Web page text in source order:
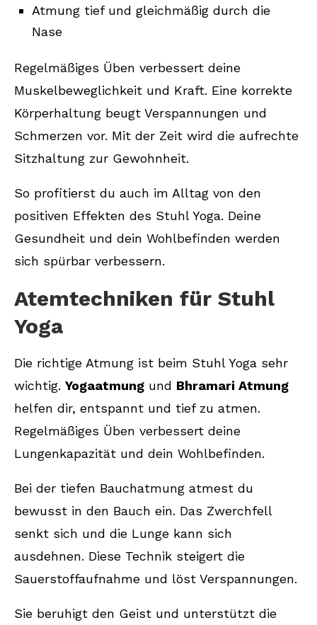
Atmung tief und gleichmäßig durch die
Nase
Regelmäßiges Üben verbessert deine
Muskelbeweglichkeit und Kraft. Eine korrekte
Körperhaltung beugt Verspannungen und
Schmerzen vor. Mit der Zeit wird die aufrechte
Sitzhaltung zur Gewohnheit.
So profitierst du auch im Alltag von den
positiven Effekten des Stuhl Yoga. Deine
Gesundheit und dein Wohlbefinden werden
sich spürbar verbessern.
Atemtechniken für Stuhl
Yoga
Die richtige Atmung ist beim Stuhl Yoga sehr
wichtig. Yogaatmung und Bhramari Atmung
helfen dir, entspannt und tief zu atmen.
Regelmäßiges Üben verbessert deine
Lungenkapazität und dein Wohlbefinden.
Bei der tiefen Bauchatmung atmest du
bewusst in den Bauch ein. Das Zwerchfell
senkt sich und die Lunge kann sich
ausdehnen. Diese Technik steigert die
Sauerstoffaufnahme und löst Verspannungen.
Sie beruhigt den Geist und unterstützt die